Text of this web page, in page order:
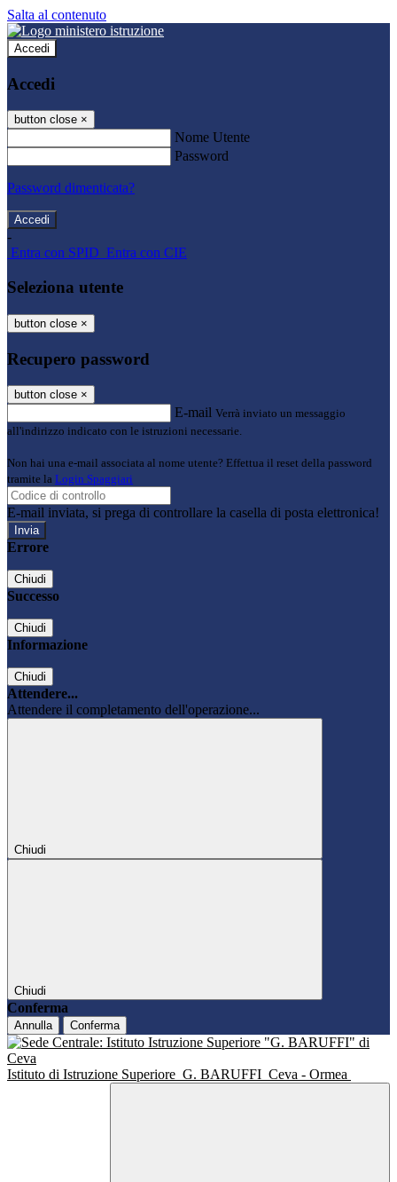
Salta al contenuto
Accedi
Accedi
button close ×
Nome Utente
Password
Password dimenticata?
-
Entra con SPID Entra con CIE
Seleziona utente
button close ×
Recupero password
button close ×
E-mail Verrà inviato un messaggio
all'indirizzo indicato con le istruzioni necessarie.
Non hai una e-mail associata al nome utente? Effettua il reset della password
tramite la Login Spaggiari
E-mail inviata, si prega di controllare la casella di posta elettronica!
Errore
Chiudi
Successo
Chiudi
Informazione
Chiudi
Attendere...
Attendere il completamento dell'operazione...
Chiudi
Chiudi
Conferma
Annulla Conferma
Istituto di Istruzione Superiore G. BARUFFI Ceva - Ormea